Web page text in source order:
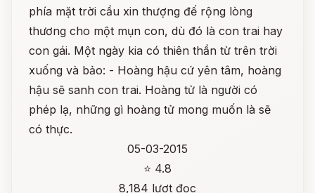
phía mặt trời cầu xin thượng đế rộng lòng
thương cho một mụn con, dù đó là con trai hay
con gái. Một ngày kia có thiên thần từ trên trời
xuống và bảo: - Hoàng hậu cứ yên tâm, hoàng
hậu sẽ sanh con trai. Hoàng tử là người có
phép lạ, những gì hoàng tử mong muốn là sẽ
có thực.
05-03-2015
⭐ 4.8
8,184 lượt đọc